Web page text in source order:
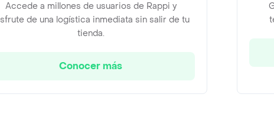
Accede a millones de usuarios de Rappi y
de una logística inmediata sin salir de tu
tienda.
Conocer más